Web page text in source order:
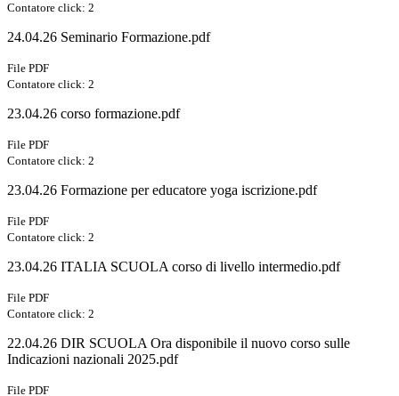
Contatore click: 2
24.04.26 Seminario Formazione.pdf
File PDF
Contatore click: 2
23.04.26 corso formazione.pdf
File PDF
Contatore click: 2
23.04.26 Formazione per educatore yoga iscrizione.pdf
File PDF
Contatore click: 2
23.04.26 ITALIA SCUOLA corso di livello intermedio.pdf
File PDF
Contatore click: 2
22.04.26 DIR SCUOLA Ora disponibile il nuovo corso sulle
Indicazioni nazionali 2025.pdf
File PDF